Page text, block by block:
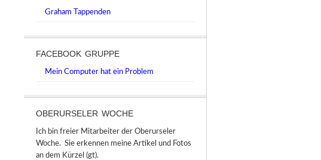
Graham Tappenden
FACEBOOK GRUPPE
Mein Computer hat ein Problem
OBERURSELER WOCHE
Ich bin freier Mitarbeiter der Oberurseler
Woche. Sie erkennen meine Artikel und Fotos
an dem Kürzel (gt).